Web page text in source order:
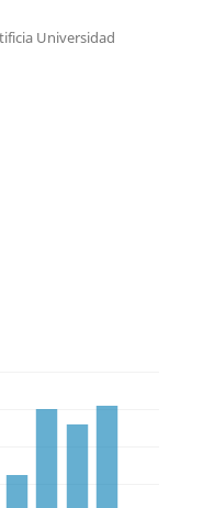
Universidad